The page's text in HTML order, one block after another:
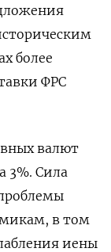
более
ФРС
валют
3%. Сила
в том
иены